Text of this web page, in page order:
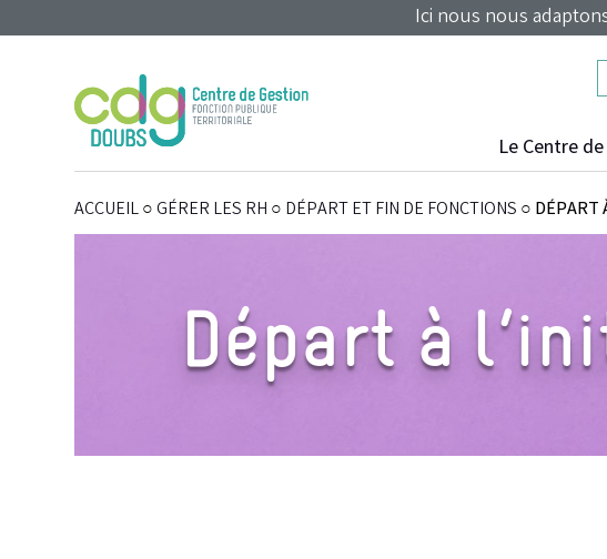
Ici nous nous
Le Centre
ACCUEIL○GÉRER LES RH ○ DÉPART ET FIN DE FONCTIONS ○ DÉPART
Départ à